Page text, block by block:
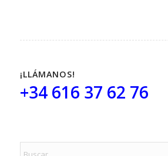
¡LLÁMANOS!
+34 616 37 62 76